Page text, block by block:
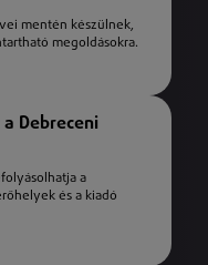
mentén készülnek,
megoldásokra.
Debreceni
a
és a kiadó